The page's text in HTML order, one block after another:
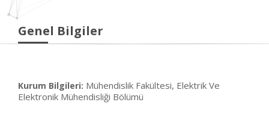
Genel Bilgiler
Kurum Bilgileri: Mühendislik Fakültesi, Elektrik Ve
Elektronik Mühendisliği Bölümü